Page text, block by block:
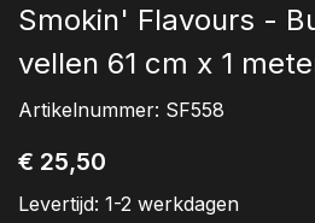
Smokin' Flavours -
vellen 61 cm x 1
Artikelnummer: SF558
€ 25,50
Levertijd: 1-2 werkdagen